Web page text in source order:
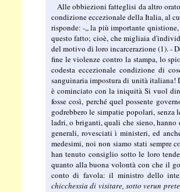
Alle obbiezioni fatteglisi da altro
condizione eccezionale della Italia, al
risponde: -,, la più importante
questo fatto; cioè, che migliaia
del motivo di loro incarcerazione (1). -
fine le violenze contro la stampa, lo
codesta eccezionale condizione di
sanguinaria impostura di unità italiana!
è cominciato con la iniquità Si vuol
fosse così, perché quel possente
godrebbero le simpatie popolari,
ladri, o briganti, quali che sieno, hanno
generali, rovesciati ì ministeri, ed
medesimi, noi non siamo stati sempre
han tenuto consiglio sotto le loro
quanto alla buona volontà con che il
conto di favola: il ministro dello
chicchessia di visitare, sotto verun